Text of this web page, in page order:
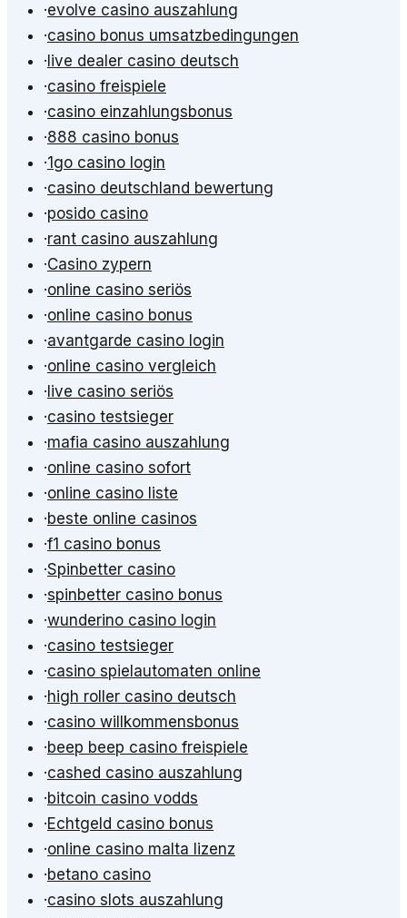
·evolve casino auszahlung
·casino bonus umsatzbedingungen
· live dealer casino deutsch
·casino freispiele
·casino einzahlungsbonus
·888 casino bonus
·1go casino login
·casino deutschland bewertung
·posido casino
·rant casino auszahlung
·Casino zypern
·online casino seriös
·online casino bonus
·avantgarde casino login
·online casino vergleich
· live casino seriös
·casino testsieger
·mafia casino auszahlung
·online casino sofort
·online casino liste
·beste online casinos
·f1 casino bonus
·Spinbetter casino
·spinbetter casino bonus
·wunderino casino login
·casino testsieger
·casino spielautomaten online
·high roller casino deutsch
·casino willkommensbonus
·beep beep casino freispiele
·cashed casino auszahlung
·bitcoin casino vodds
·Echtgeld casino bonus
·online casino malta lizenz
·betano casino
·casino slots auszahlung